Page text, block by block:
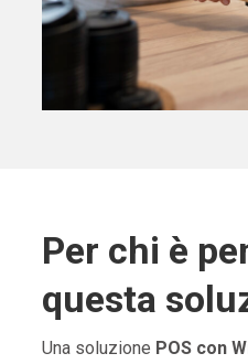
Per chi è
questa
Una soluzione POS con